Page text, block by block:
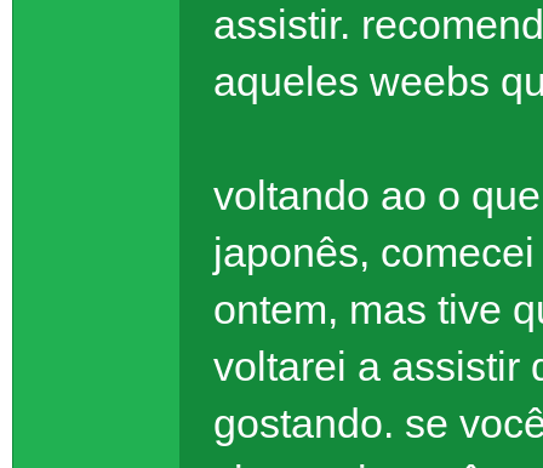
assistir.
aqueles weebs
voltando ao o
japonês,
ontem, mas tive
voltarei a assistir
gostando. se